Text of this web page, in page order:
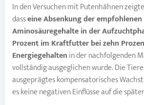
In den Versuchen mit Putenhähnen
dasseine Absenkung der empfohlenen
Aminosäuregehalte in der
Prozent im Kraftfutter bei zehn
Energiegehaltenin der nachfolgenden
vollständig ausgeglichen wurde. Die
ausgeprägtes kompensatorisches
es keine negativen Einflüsse auf die